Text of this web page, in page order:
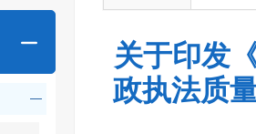
关于印发
政执法质